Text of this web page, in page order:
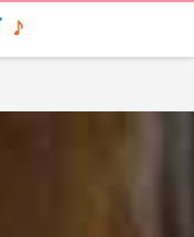
(i[r].q=i[r].q||
m=s.getElementsByTagName(o)
analytics.js','ga'); ga('create', 'UA-